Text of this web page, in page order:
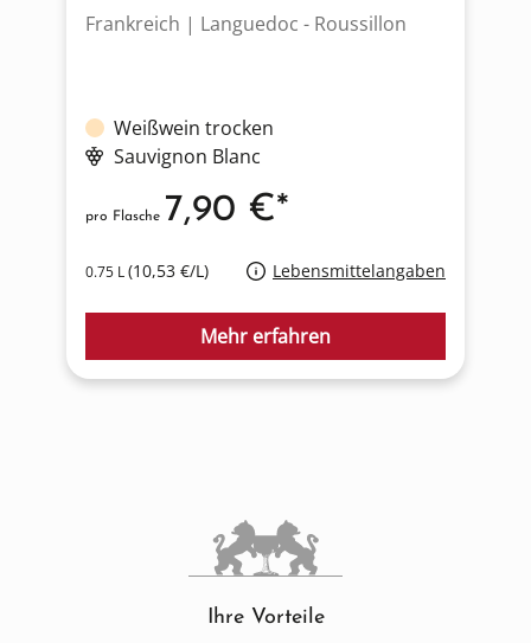
Frankreich | Languedoc - Roussillon
Weißwein trocken
Sauvignon Blanc
0.75 L(10,53 €/L) Lebensmittelangaben
pro Flasche 7,90 €*
Mehr erfahren
Ihre Vorteile